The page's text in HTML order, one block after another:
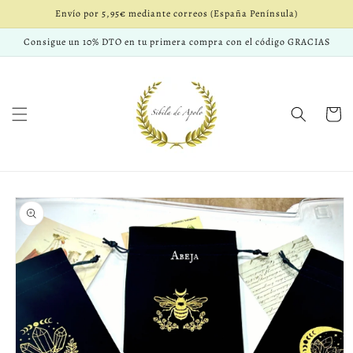
directamente
al contenido
Envío por 5,95€ mediante correos (España Península)
Consigue un 10% DTO en tu primera compra con el código GRACIAS
Carrito
directamente
a la
información
del producto